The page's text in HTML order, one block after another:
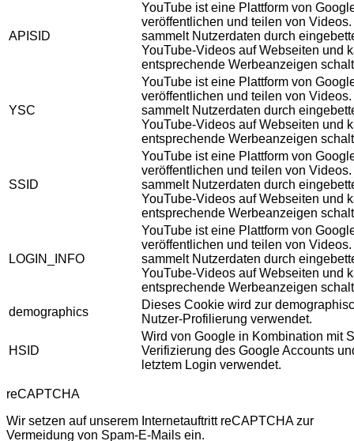
APISID
YouTube ist eine Plattform von
veröffentlichen und teilen von
sammelt Nutzerdaten durch
YouTube-Videos auf Webseiten und
entsprechende Werbeanzeigen
YSC
YouTube ist eine Plattform von
veröffentlichen und teilen von
sammelt Nutzerdaten durch
YouTube-Videos auf Webseiten und
entsprechende Werbeanzeigen
SSID
YouTube ist eine Plattform von
veröffentlichen und teilen von
sammelt Nutzerdaten durch
YouTube-Videos auf Webseiten und
entsprechende Werbeanzeigen
LOGIN_INFO
YouTube ist eine Plattform von
veröffentlichen und teilen von
sammelt Nutzerdaten durch
YouTube-Videos auf Webseiten und
entsprechende Werbeanzeigen
demographics
Dieses Cookie wird zur
Nutzer-Profilierung verwendet.
HSID
Wird von Google in Kombination mit
Verifizierung des Google Accounts
letztem Login verwendet.
reCAPTCHA
Wir setzen auf unserem Internetauftritt reCAPTCHA zur
Vermeidung von Spam-E-Mails ein.